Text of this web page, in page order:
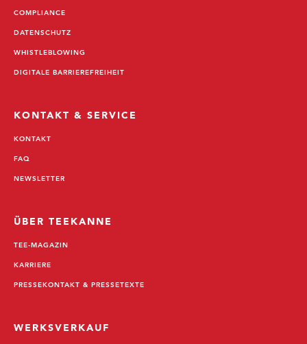
COMPLIANCE
DATENSCHUTZ
WHISTLEBLOWING
DIGITALE BARRIEREFREIHEIT
KONTAKT & SERVICE
KONTAKT
FAQ
NEWSLETTER
ÜBER TEEKANNE
TEE-MAGAZIN
KARRIERE
PRESSEKONTAKT & PRESSETEXTE
WERKSVERKAUF